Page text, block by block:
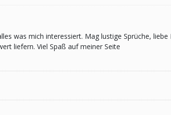
was mich interessiert. Mag lustige Sprüche,
liefern. Viel Spaß auf meiner Seite